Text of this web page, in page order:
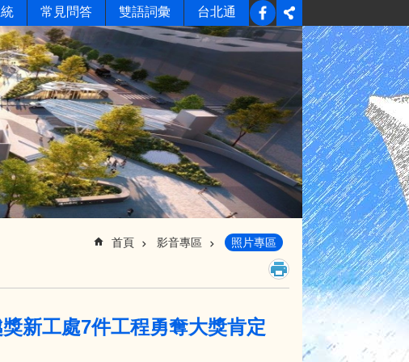
常見問答 雙語詞彙 台北通
首頁 影音專區 照片專區
新工處7件工程勇奪大獎肯定